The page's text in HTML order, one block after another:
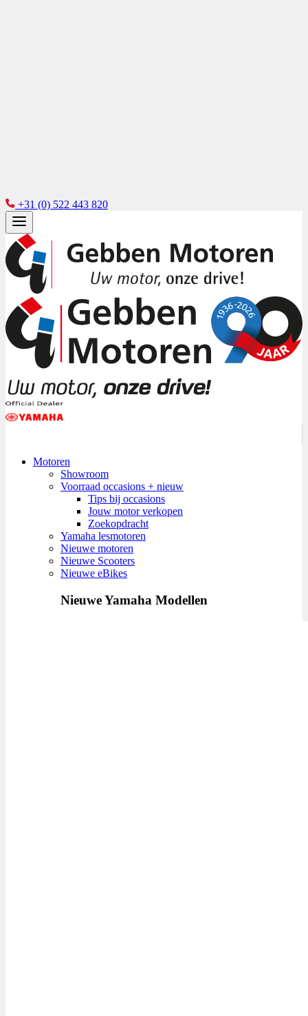
+31 (0) 522 443 820
Motoren
Showroom
Voorraad occasions + nieuw
Tips bij occasions
Jouw motor verkopen
Zoekopdracht
Yamaha lesmotoren
Nieuwe motoren
Nieuwe Scooters
Nieuwe eBikes
Nieuwe Yamaha Modellen